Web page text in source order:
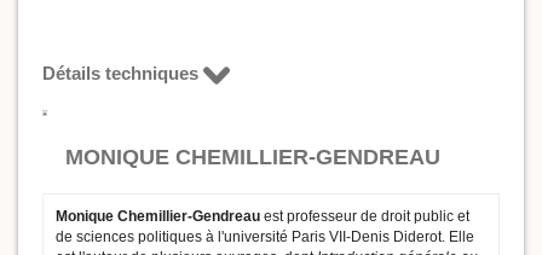
Détails techniques
MONIQUE CHEMILLIER-GENDREAU
Monique Chemillier-Gendreau est professeur de droit public et
de sciences politiques à l'université Paris VII-Denis Diderot. Elle